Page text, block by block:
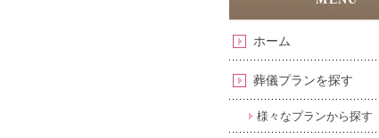
ホーム
葬儀プランを探す
様々なプランから探す